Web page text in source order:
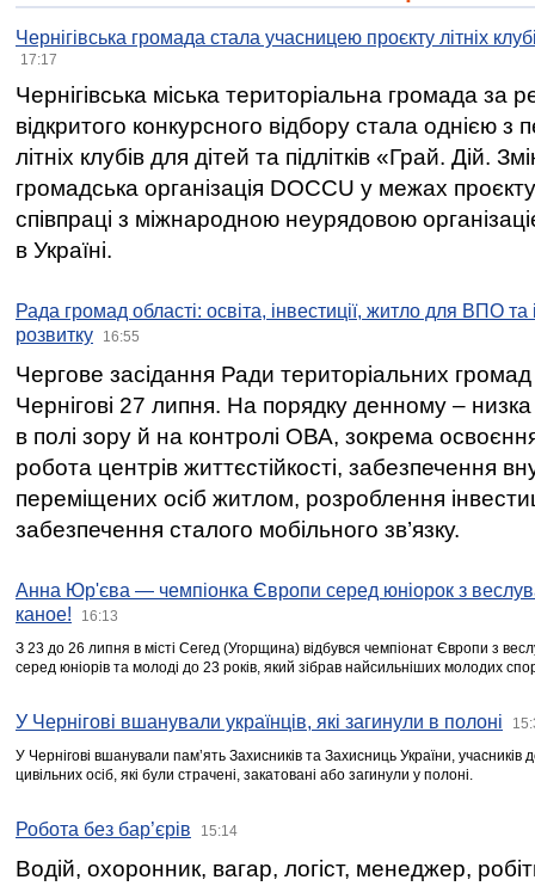
Чернігівська громада стала учасницею проєкту літніх
17:17
Чернігівська міська територіальна громада за
відкритого конкурсного відбору стала однією
літніх клубів для дітей та підлітків «Грай. Дій.
громадська організація DOCCU у межах
співпраці з міжнародною неурядовою
в Україні.
Рада громад області: освіта, інвестиції, житло для ВПО
розвитку
16:55
Чергове засідання Ради територіальних громад
Чернігові 27 липня. На порядку денному –
в полі зору й на контролі ОВА, зокрема освоєння
робота центрів життєстійкості, забезпечення
переміщених осіб житлом, розроблення
забезпечення сталого мобільного зв’язку.
Анна Юр'єва — чемпіонка Європи серед юніорок з
каное!
16:13
З 23 до 26 липня в місті Сегед (Угорщина) відбувся чемпіонат Європи з
серед юніорів та молоді до 23 років, який зібрав найсильніших молодих
У Чернігові вшанували українців, які загинули в полоні
У Чернігові вшанували пам’ять Захисників та Захисниць України,
цивільних осіб, які були страчені, закатовані або загинули у полоні.
Робота без бар’єрів 15:14
Водій, охоронник, вагар, логіст, менеджер,